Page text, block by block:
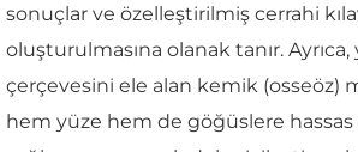
sonuçlar ve özelleştirilmiş cerrahi
oluşturulmasına olanak tanır.
çerçevesini ele alan kemik (osseöz)
hem yüze hem de göğüslere hassas